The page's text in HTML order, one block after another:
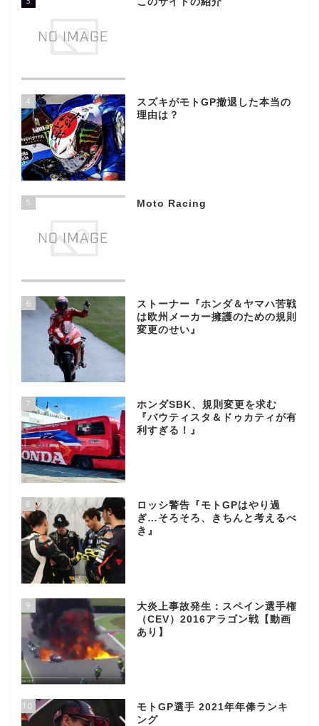
4
スズキがモトGP撤退した本当の
理由は？
5 Moto Racing
6
ストーナー『ホンダ＆ヤマハ苦戦
は欧州メーカー擁護のための規則
変更のせい』
7
ホンダSBK、規則変更を求む
『バウティスタ＆ドゥカティが有
利すぎる！』
8
ロッシ警告『モトGPはやり過
ぎ…そろそろ、きちんと考えるべ
き』
9
大炎上事故発生：スペイン選手権
（CEV）2016アラゴン戦【動画
あり】
10
モトGP選手 2021年年俸ランキ
ング